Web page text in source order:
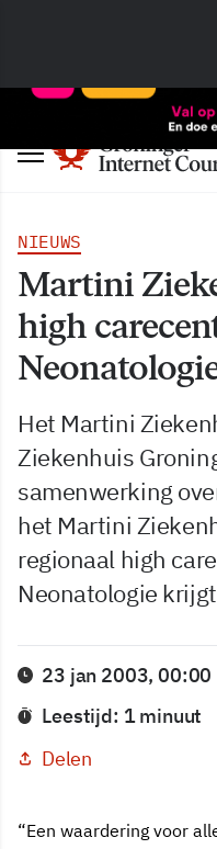
NIEUWS
Martini
high
Het Martini
Ziekenhuis
samenwerking
het Martini
regionaal high
Neonatologie
23 jan 2003, 00:00
Leestijd: 1 minuut
Delen
“Een waardering voor